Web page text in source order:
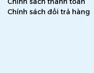
Chính sách đổi trả hàng